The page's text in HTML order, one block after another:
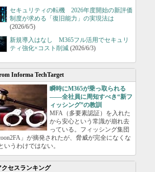
セキュリティの転機 2026年度開始の新評価
制度が求める「復旧能力」の実現法は
(2026/6/5)
新規導入はなし M365フル活用でセキュリ
ティ強化×コスト削減 (2026/6/3)
Informa TechTarget
瞬時にM365が乗っ取られる
――全社員に周知すべき“新フ
ィッシング”の教訓
MFA（多要素認証）を入れた
から安心という常識が崩れ去
っている。フィッシング集団
」が摘発されたが、脅威が完全になくな
いうわけではない。
クセスランキング